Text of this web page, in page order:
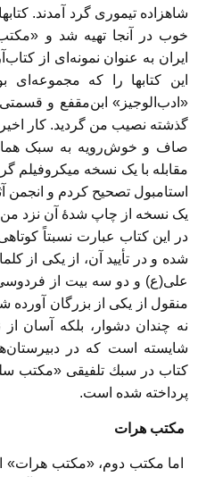
شاهزاده تيموری گرد آمدند.
خوب در آنجا تهيه شد و
ايران به عنوان نمونه‌ای از
اين كتابها را كه
«ادب‌الوجيز» ابن‌مقفع و
گذشته نصيب من گرديد. كار
صاف و خوش‌رويه به سبک
مقابله با يک نسخه ميكروفيلم
استامبول تصحيح كردم و انجمن
يک نسخه از چاپ شدهٔ آن نزد
در اين كتاب عبارت نسبتاً
شده و در تأييد آن، از يكی از
علی(ع) و دو سه بيت از فردوسی
منقول از يكی از بزرگان
نه چندان دشوار، بلكه آسان
شايسته است كه در
كتاب در سبك تلفيقی «مكتب
پرداخته شده است.
مكتب هرات
اما مكتب دوم، «مكتب